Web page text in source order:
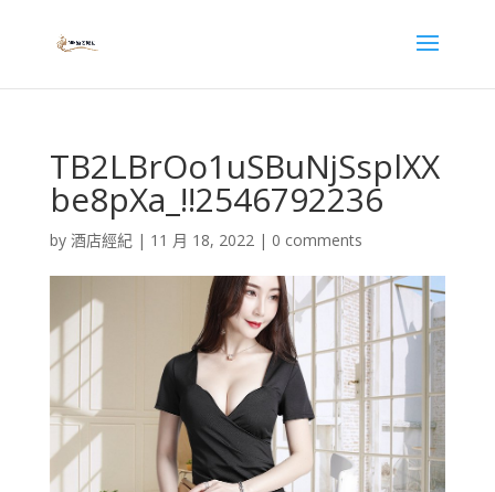
TB2LBrOo1uSBuNjSsplXX
be8pXa_!!2546792236
by 酒店經紀| 11 月 18, 2022| 0 comments